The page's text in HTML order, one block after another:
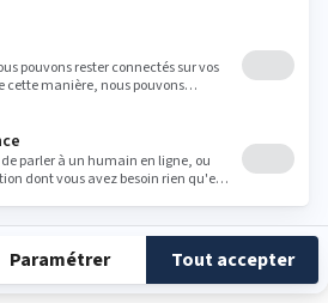
14:00 - 19:00
09:30 - 12:00
09:30 - 12:00 14:00 - 19:00